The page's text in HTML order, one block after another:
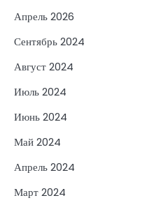
Апрель 2026
Сентябрь 2024
Август 2024
Июль 2024
Июнь 2024
Май 2024
Апрель 2024
Март 2024